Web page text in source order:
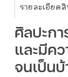
รายละเอียด
ศิลปะก
และมีค
จนเป็นบ้